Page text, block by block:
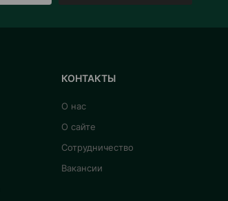
КОНТАКТЫ
О нас
О сайте
Сотрудничество
Вакансии